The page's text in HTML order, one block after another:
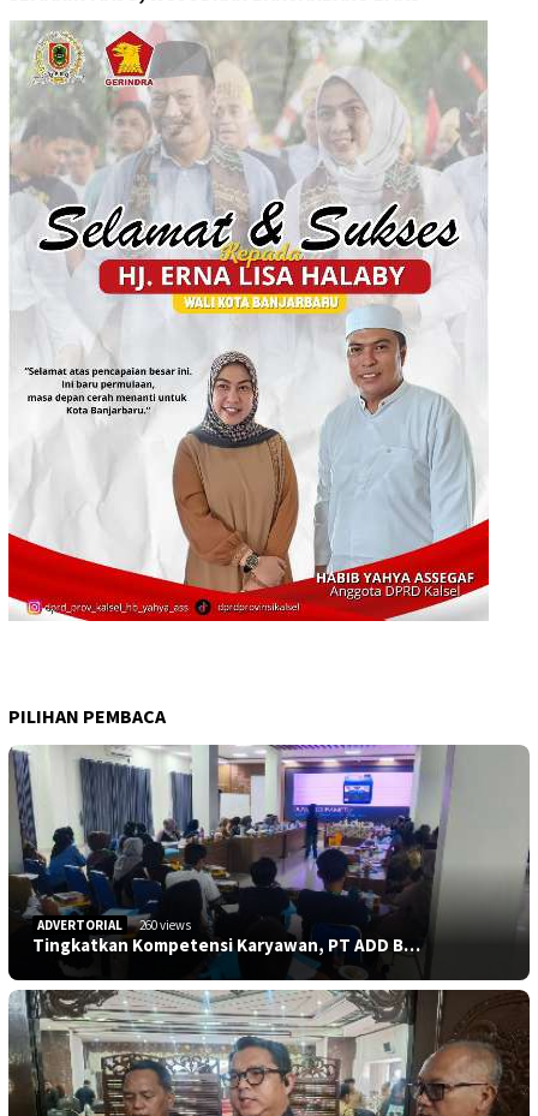
PILIHAN PEMBACA
ADVERTORIAL 260 views
Tingkatkan Kompetensi Karyawan, PT ADD B…